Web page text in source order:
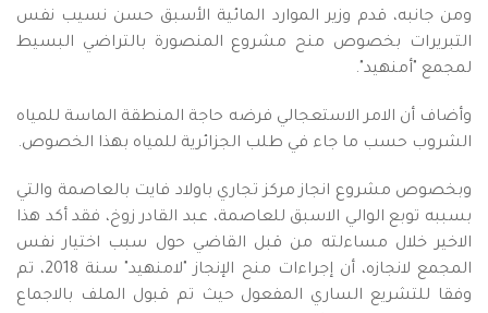
ومن جانبه، قدم وزير الموارد المائية الأسبق حسن نسيب نفس
التبريرات بخصوص منح مشروع المنصورة بالتراضي البسيط
لمجمع "أمنهيد".
وأضاف أن الامر الاستعجالي فرضه حاجة المنطقة الماسة للمياه
الشروب حسب ما جاء في طلب الجزائرية للمياه بهذا الخصوص.
وبخصوص مشروع انجاز مركز تجاري باولاد فايت بالعاصمة والتي
بسببه توبع الوالي الاسبق للعاصمة، عبد القادر زوخ، فقد أكد هذا
الاخير خلال مساءلته من قبل القاضي حول سبب اختيار نفس
المجمع لانجازه، أن إجراءات منح الإنجاز "لامنهيد" سنة 2018، تم
وفقا للتشريع الساري المفعول حيث تم قبول الملف بالاجماع